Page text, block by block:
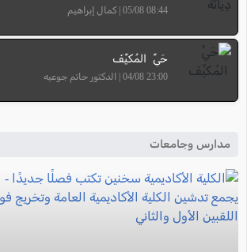
08:44 05/08 | كمال إبراهيم
حَيِّ المُكيِّفَ
23:00 04/08 | الدكتور حاتم جوعيه
مدارس وجامعات